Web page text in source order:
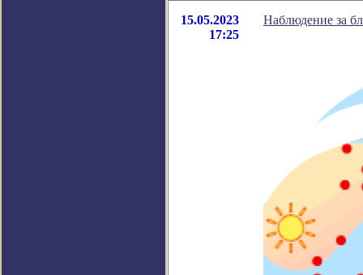
15.05.2023
17:25
Наблюдение за